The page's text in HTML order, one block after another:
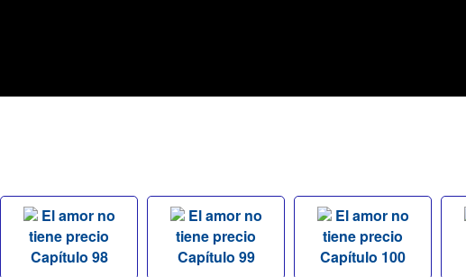
El amor no
tiene precio
Capítulo 98
El amor no
tiene precio
Capítulo 99
El amor no
tiene precio
Capítulo 100